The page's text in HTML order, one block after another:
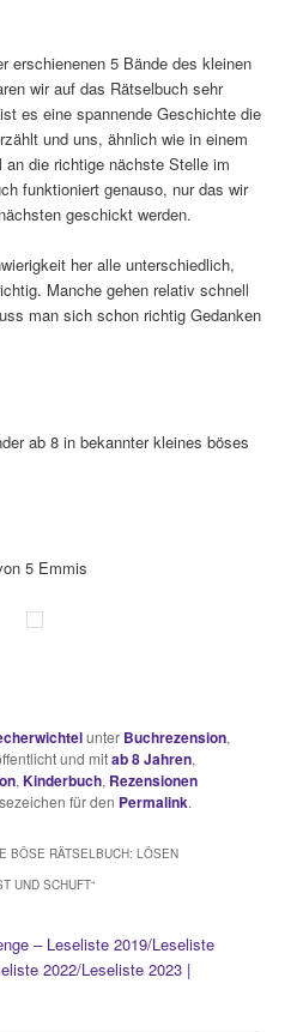
erschienenen 5 Bände des kleinen
wir auf das Rätselbuch sehr
es eine spannende Geschichte die
und uns, ähnlich wie in einem
die richtige nächste Stelle im
funktioniert genauso, nur das wir
geschickt werden.
her alle unterschiedlich,
Manche gehen relativ schnell
man sich schon richtig Gedanken
ab 8 in bekannter kleines böses
5 Emmis
unter Buchrezension,
und mitab 8 Jahren,
,Kinderbuch, Rezensionen
für den Permalink.
BÖSE RÄTSELBUCH: LÖSEN
UND SCHUFT“
– Leseliste 2019/Leseliste
2022/Leseliste 2023 |